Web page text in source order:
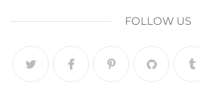
FOLLOW US